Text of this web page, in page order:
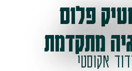
פלוס
מתקדמת
אקוסטי